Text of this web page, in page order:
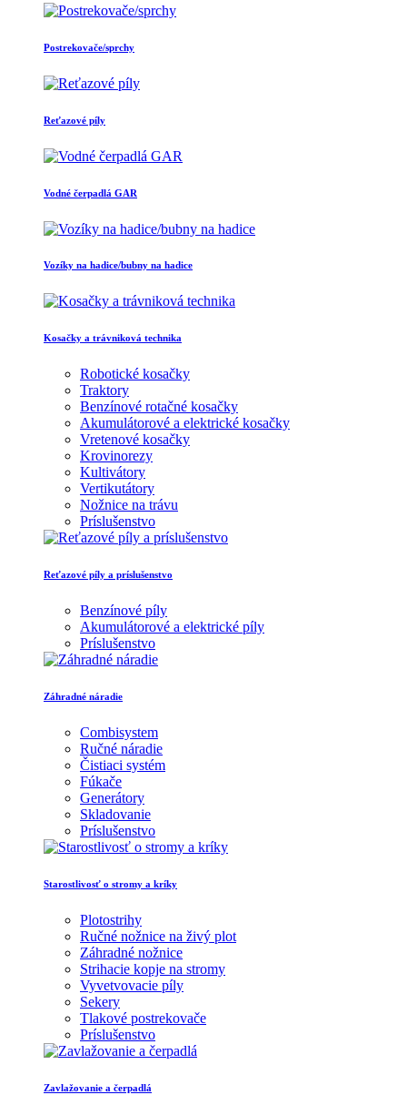
Postrekovače/sprchy
Reťazové píly
Vodné čerpadlá GAR
Vozíky na hadice/bubny na hadice
Kosačky a trávniková technika
Robotické kosačky
Traktory
Benzínové rotačné kosačky
Akumulátorové a elektrické kosačky
Vretenové kosačky
Krovinorezy
Kultivátory
Vertikutátory
Nožnice na trávu
Príslušenstvo
Reťazové píly a príslušenstvo
Benzínové píly
Akumulátorové a elektrické píly
Príslušenstvo
Záhradné náradie
Combisystem
Ručné náradie
Čistiaci systém
Fúkače
Generátory
Skladovanie
Príslušenstvo
Starostlivosť o stromy a kríky
Plotostrihy
Ručné nožnice na živý plot
Záhradné nožnice
Strihacie kopje na stromy
Vyvetvovacie píly
Sekery
Tlakové postrekovače
Príslušenstvo
Zavlažovanie a čerpadlá